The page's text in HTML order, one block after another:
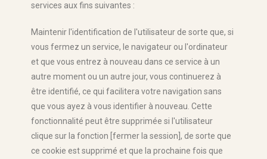
services aux fins suivantes :
Maintenir l'identification de l'utilisateur de sorte que, si
vous fermez un service, le navigateur ou l'ordinateur
et que vous entrez à nouveau dans ce service à un
autre moment ou un autre jour, vous continuerez à
être identifié, ce qui facilitera votre navigation sans
que vous ayez à vous identifier à nouveau. Cette
fonctionnalité peut être supprimée si l'utilisateur
clique sur la fonction [fermer la session], de sorte que
ce cookie est supprimé et que la prochaine fois que